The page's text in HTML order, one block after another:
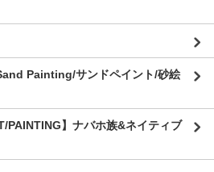
Painting/サンドペイント/砂絵
PAINTING】ナバホ族&ネイティブ